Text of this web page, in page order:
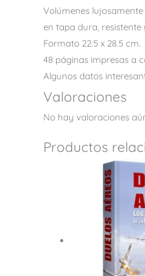
Volúmenes
en tapa dura,
Formato 22.5 x 28.5 cm.
48 páginas impresas a
Algunos datos
Valoraciones
No hay valoraciones
Productos